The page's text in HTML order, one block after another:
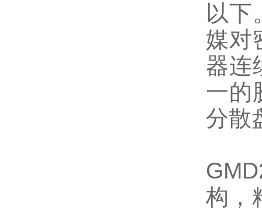
以下
媒对
器连
一的
分散
构，